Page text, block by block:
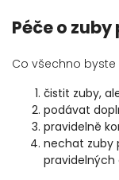
Péče o
Co všechno
čistit zuby,
podávat
pravidelně
nechat zuby
pravidelných